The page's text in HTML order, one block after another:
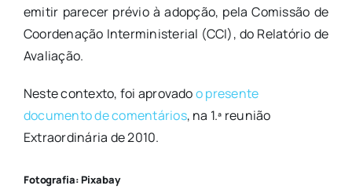
emitir parecer prévio à adopção, pela Comissão de
Coordenação Interministerial (CCI), do Relatório de
Avaliação.
Neste contexto, foi aprovadoo presente
documento de comentários, na 1.ª reunião
Extraordinária de 2010.
Fotografia: Pixabay